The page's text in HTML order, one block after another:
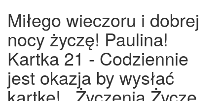
Miłego wieczoru i dobrej
nocy życzę! Paulina!
Kartka 21 - Codziennie
jest okazja by wysłać